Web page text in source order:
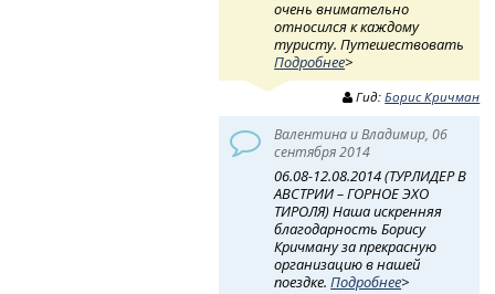
очень внимательно
относился к каждому
туристу. Путешествовать
Подробнее>
Гид:Борис Кричман
Валентина и Владимир, 06
сентября 2014
06.08-12.08.2014 (ТУРЛИДЕР В
АВСТРИИ – ГОРНОЕ ЭХО
ТИРОЛЯ) Наша искренняя
благодарность Борису
Кричману за прекрасную
организацию в нашей
поездке.Подробнее>